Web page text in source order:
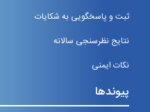
ثبت و پاسخگویی به شکایات
نتایج نظرسنجی سالانه
نکات ایمنی
پیوندها